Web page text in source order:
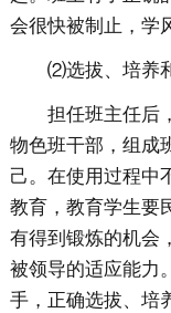
会很快被制止，学
⑵选拔、培养
担任班主任后
物色班干部，组成
己。在使用过程中
教育，教育学生要
有得到锻炼的机会
被领导的适应能力
手，正确选拔、培